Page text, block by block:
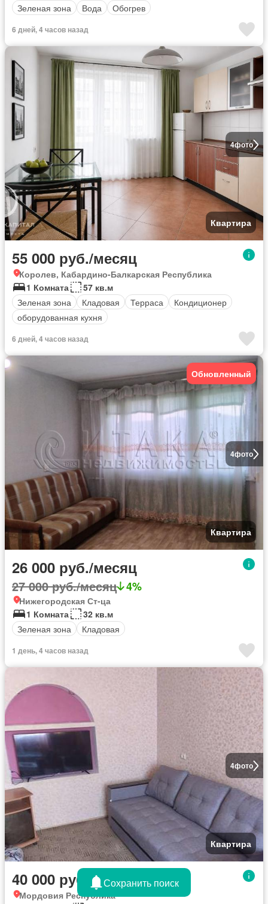
Зеленая зона
Вода Обогрев
6 дней, 4 часов назад
4фото
Квартира
55 000 руб./месяц
Королев, Кабардино-Балкарская Республика
1 Комната
57 кв.м
Зеленая зона
Кладовая Терраса
Кондиционер
оборудованная кухня
6 дней, 4 часов назад
4фото
Обновленный
Квартира
26 000 руб./месяц
27 000 руб./месяц 4%
Нижегородская Ст-ца
1 Комната
32 кв.м
Зеленая зона
Кладовая
1 день, 4 часов назад
4фото
Квартира
40 000 руб./месяц
Мордовия Республика
Сохранить поиск